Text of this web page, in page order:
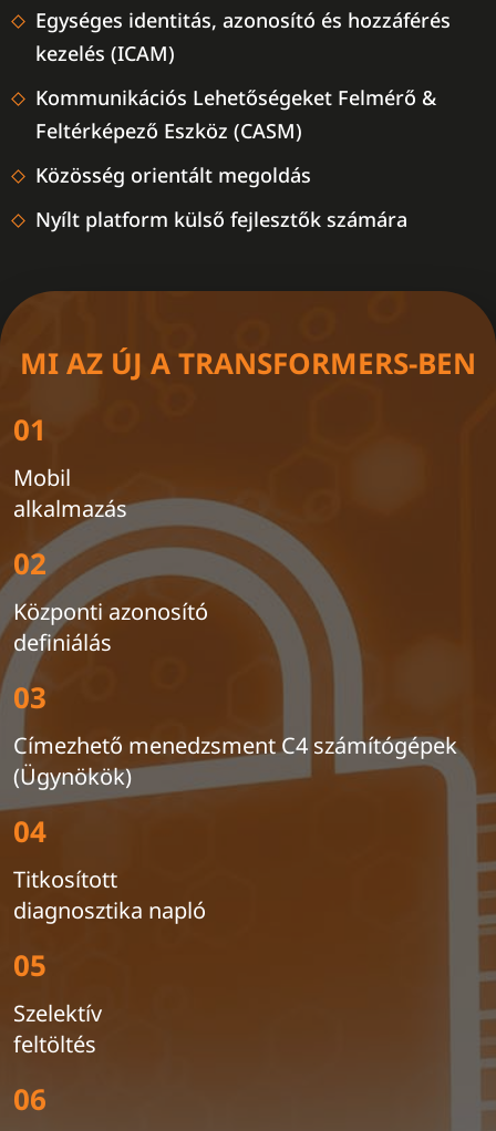
Egységes identitás, azonosító és hozzáférés
kezelés (ICAM)
Kommunikációs Lehetőségeket Felmérő &
Feltérképező Eszköz (CASM)
Közösség orientált megoldás
Nyílt platform külső fejlesztők számára
MI AZ ÚJ A TRANSFORMERS-BEN
01
Mobil
alkalmazás
02
Központi azonosító
definiálás
03
Címezhető menedzsment C4 számítógépek
(Ügynökök)
04
Titkosított
diagnosztika napló
05
Szelektív
feltöltés
06